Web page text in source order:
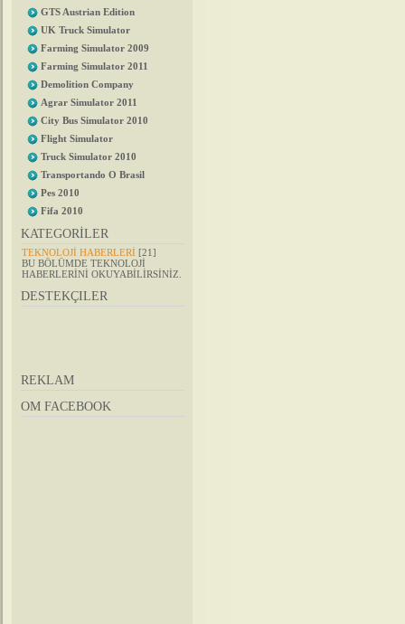
GTS Austrian Edition
UK Truck Simulator
Farming Simulator 2009
Farming Simulator 2011
Demolition Company
Agrar Simulator 2011
City Bus Simulator 2010
Flight Simulator
Truck Simulator 2010
Transportando O Brasil
Pes 2010
Fifa 2010
KATEGORİLER
TEKNOLOJİ HABERLERİ [21]
BU BÖLÜMDE TEKNOLOJİ
HABERLERİNİ OKUYABİLİRSİNİZ.
DESTEKÇILER
REKLAM
OM FACEBOOK